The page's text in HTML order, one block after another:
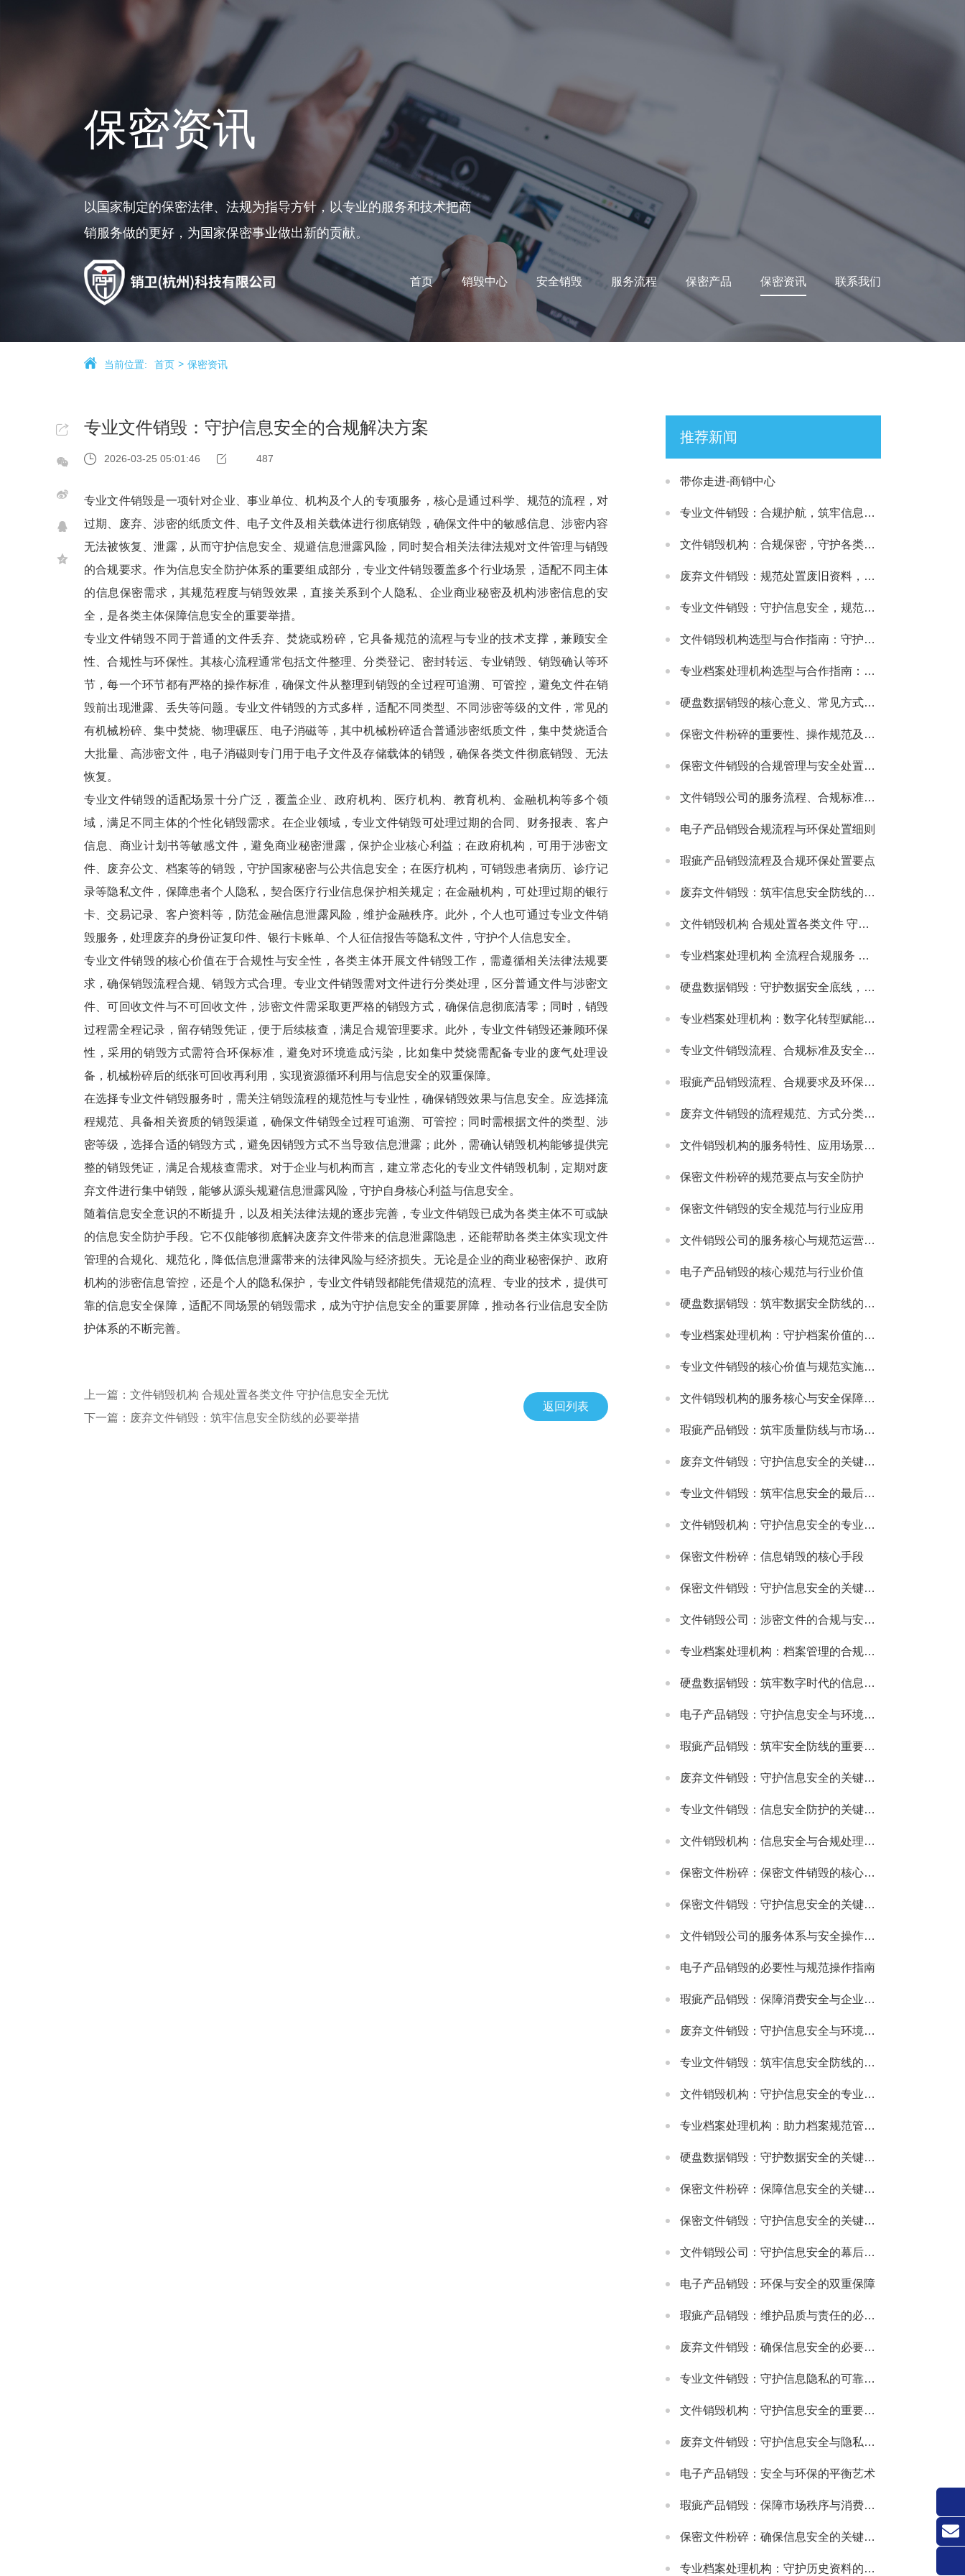
首页 销毁中心 安全销毁 服务流程 保密产品 保密资讯 联系我们
保密资讯
以国家制定的保密法律、法规为指导方针，以专业的服务和技术把商
销服务做的更好，为国家保密事业做出新的贡献。
当前位置: 首页 保密资讯
专业文件销毁：守护信息安全的合规解决方案
2026-03-25 05:01:46 487
专业文件销毁是一项针对企业、事业单位、机构及个人的专项服务，核心是通过科学、规范的流程，对
过期、废弃、涉密的纸质文件、电子文件及相关载体进行彻底销毁，确保文件中的敏感信息、涉密内容
无法被恢复、泄露，从而守护信息安全、规避信息泄露风险，同时契合相关法律法规对文件管理与销毁
的合规要求。作为信息安全防护体系的重要组成部分，专业文件销毁覆盖多个行业场景，适配不同主体
的信息保密需求，其规范程度与销毁效果，直接关系到个人隐私、企业商业秘密及机构涉密信息的安
全，是各类主体保障信息安全的重要举措。
专业文件销毁不同于普通的文件丢弃、焚烧或粉碎，它具备规范的流程与专业的技术支撑，兼顾安全
性、合规性与环保性。其核心流程通常包括文件整理、分类登记、密封转运、专业销毁、销毁确认等环
节，每一个环节都有严格的操作标准，确保文件从整理到销毁的全过程可追溯、可管控，避免文件在销
毁前出现泄露、丢失等问题。专业文件销毁的方式多样，适配不同类型、不同涉密等级的文件，常见的
有机械粉碎、集中焚烧、物理碾压、电子消磁等，其中机械粉碎适合普通涉密纸质文件，集中焚烧适合
大批量、高涉密文件，电子消磁则专门用于电子文件及存储载体的销毁，确保各类文件彻底销毁、无法
恢复。
专业文件销毁的适配场景十分广泛，覆盖企业、政府机构、医疗机构、教育机构、金融机构等多个领
域，满足不同主体的个性化销毁需求。在企业领域，专业文件销毁可处理过期的合同、财务报表、客户
信息、商业计划书等敏感文件，避免商业秘密泄露，保护企业核心利益；在政府机构，可用于涉密文
件、废弃公文、档案等的销毁，守护国家秘密与公共信息安全；在医疗机构，可销毁患者病历、诊疗记
录等隐私文件，保障患者个人隐私，契合医疗行业信息保护相关规定；在金融机构，可处理过期的银行
卡、交易记录、客户资料等，防范金融信息泄露风险，维护金融秩序。此外，个人也可通过专业文件销
毁服务，处理废弃的身份证复印件、银行卡账单、个人征信报告等隐私文件，守护个人信息安全。
专业文件销毁的核心价值在于合规性与安全性，各类主体开展文件销毁工作，需遵循相关法律法规要
求，确保销毁流程合规、销毁方式合理。专业文件销毁需对文件进行分类处理，区分普通文件与涉密文
件、可回收文件与不可回收文件，涉密文件需采取更严格的销毁方式，确保信息彻底清零；同时，销毁
过程需全程记录，留存销毁凭证，便于后续核查，满足合规管理要求。此外，专业文件销毁还兼顾环保
性，采用的销毁方式需符合环保标准，避免对环境造成污染，比如集中焚烧需配备专业的废气处理设
备，机械粉碎后的纸张可回收再利用，实现资源循环利用与信息安全的双重保障。
在选择专业文件销毁服务时，需关注销毁流程的规范性与专业性，确保销毁效果与信息安全。应选择流
程规范、具备相关资质的销毁渠道，确保文件销毁全过程可追溯、可管控；同时需根据文件的类型、涉
密等级，选择合适的销毁方式，避免因销毁方式不当导致信息泄露；此外，需确认销毁机构能够提供完
整的销毁凭证，满足合规核查需求。对于企业与机构而言，建立常态化的专业文件销毁机制，定期对废
弃文件进行集中销毁，能够从源头规避信息泄露风险，守护自身核心利益与信息安全。
随着信息安全意识的不断提升，以及相关法律法规的逐步完善，专业文件销毁已成为各类主体不可或缺
的信息安全防护手段。它不仅能够彻底解决废弃文件带来的信息泄露隐患，还能帮助各类主体实现文件
管理的合规化、规范化，降低信息泄露带来的法律风险与经济损失。无论是企业的商业秘密保护、政府
机构的涉密信息管控，还是个人的隐私保护，专业文件销毁都能凭借规范的流程、专业的技术，提供可
靠的信息安全保障，适配不同场景的销毁需求，成为守护信息安全的重要屏障，推动各行业信息安全防
护体系的不断完善。
上一篇：文件销毁机构 合规处置各类文件 守护信息安全无忧
下一篇：废弃文件销毁：筑牢信息安全防线的必要举措
返回列表
推荐新闻
带你走进-商销中心
专业文件销毁：合规护航，筑牢信息安全处置防线
文件销毁机构：合规保密，守护各类文件安全处置需求
废弃文件销毁：规范处置废旧资料，筑牢信息安全防线
专业文件销毁：守护信息安全，规范处理各类涉密载体
文件销毁机构选型与合作指南：守护文件安全与合规处置的可靠选择
专业档案处理机构选型与合作指南：守护档案安全与合规的可靠伙伴
硬盘数据销毁的核心意义、常见方式及安全注意事项
保密文件粉碎的重要性、操作规范及适配场景详解
保密文件销毁的合规管理与安全处置全流程解析
文件销毁公司的服务流程、合规标准及合作适配指南
电子产品销毁合规流程与环保处置细则
瑕疵产品销毁流程及合规环保处置要点
废弃文件销毁：筑牢信息安全防线的必要举措
文件销毁机构 合规处置各类文件 守护信息安全无忧
专业档案处理机构 全流程合规服务 助力政企档案管理提质增效
硬盘数据销毁：守护数据安全底线，主流服务公司实力解析
专业档案处理机构：数字化转型赋能，主流机构实力与行业发展解析
专业文件销毁流程、合规标准及安全防护指南
瑕疵产品销毁流程、合规要求及环保处理指南
废弃文件销毁的流程规范、方式分类及安全注意事项
文件销毁机构的服务特性、应用场景及选型要点解析
保密文件粉碎的规范要点与安全防护
保密文件销毁的安全规范与行业应用
文件销毁公司的服务核心与规范运营要点
电子产品销毁的核心规范与行业价值
硬盘数据销毁：筑牢数据安全防线的关键举措
专业档案处理机构：守护档案价值的规范化服务载体
专业文件销毁的核心价值与规范实施指南
文件销毁机构的服务核心与安全保障体系
瑕疵产品销毁：筑牢质量防线与市场规范的重要举措
废弃文件销毁：守护信息安全的关键环节
专业文件销毁：筑牢信息安全的最后防线
文件销毁机构：守护信息安全的专业屏障
保密文件粉碎：信息销毁的核心手段
保密文件销毁：守护信息安全的关键环节
文件销毁公司：涉密文件的合规与安全销毁服务
专业档案处理机构：档案管理的合规与高效解决方案
硬盘数据销毁：筑牢数字时代的信息安全防线
电子产品销毁：守护信息安全与环境健康的重要环节
瑕疵产品销毁：筑牢安全防线的重要举措
废弃文件销毁：守护信息安全的关键防线
专业文件销毁：信息安全防护的关键环节
文件销毁机构：信息安全与合规处理的专业选择
保密文件粉碎：保密文件销毁的核心实施方式
保密文件销毁：守护信息安全的关键环节
文件销毁公司的服务体系与安全操作规范
电子产品销毁的必要性与规范操作指南
瑕疵产品销毁：保障消费安全与企业信誉的关键举措
废弃文件销毁：守护信息安全与环境的重要环节
专业文件销毁：筑牢信息安全防线的关键环节
文件销毁机构：守护信息安全的专业服务选择
专业档案处理机构：助力档案规范管理与安全保障
硬盘数据销毁：守护数据安全的关键环节
保密文件粉碎：保障信息安全的关键步骤
保密文件销毁：守护信息安全的关键环节
文件销毁公司：守护信息安全的幕后卫士
电子产品销毁：环保与安全的双重保障
瑕疵产品销毁：维护品质与责任的必要之举
废弃文件销毁：确保信息安全的必要措施
专业文件销毁：守护信息隐私的可靠方式
文件销毁机构：守护信息安全的重要防线
废弃文件销毁：守护信息安全与隐私的关键环节
电子产品销毁：安全与环保的平衡艺术
瑕疵产品销毁：保障市场秩序与消费者权益的关键举措
保密文件粉碎：确保信息安全的关键环节
专业档案处理机构：守护历史资料的可靠伙伴